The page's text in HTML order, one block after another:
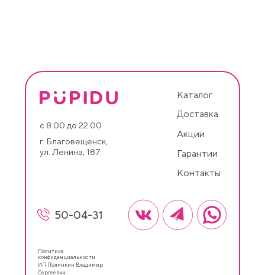
с 8.00 до 22.00
г. Благовещенск,
ул. Ленина, 187
ИП Полинкин Владимир
Сергеевич
Политика
конфиденциальности
Каталог
Доставка
Акции
Гарантии
Контакты
50-04-31